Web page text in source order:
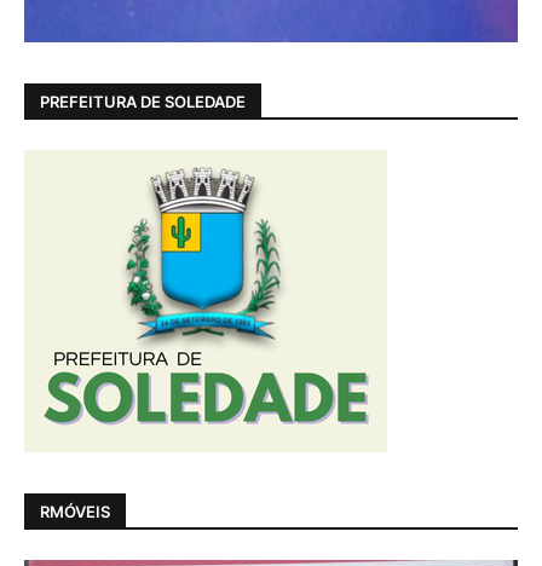
PREFEITURA DE SOLEDADE
RMÓVEIS